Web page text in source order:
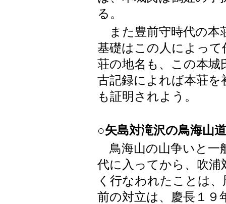
る。
また豊前守時代の本
基礎はこの人によっ
荘の地名も、この本
古記録によれば本荘
も証明されよう。
○矢島対滝沢の鳥海山
鳥海山の山争いと一
代に入ってから、吹浦
く行なわれたことは
前の対立は、慶長１９